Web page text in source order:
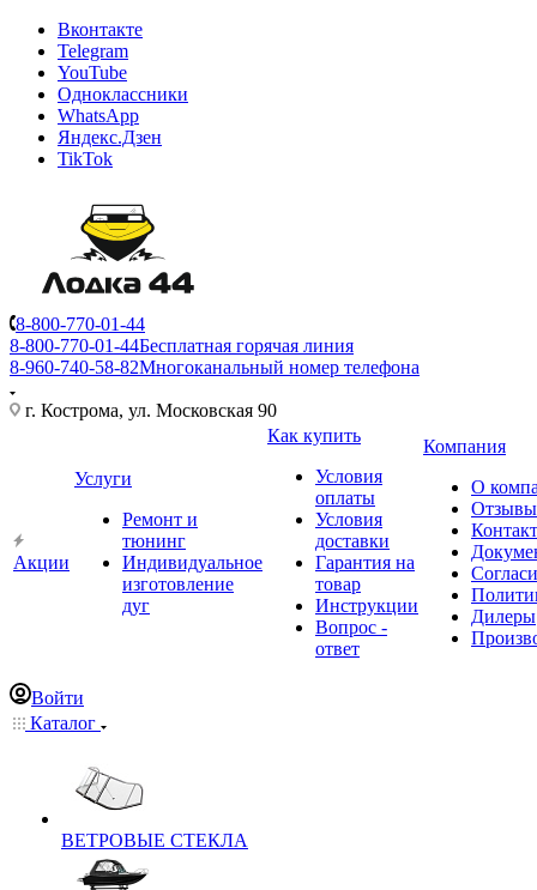
Вконтакте
Telegram
YouTube
Одноклассники
WhatsApp
Яндекс.Дзен
TikTok
8-800-770-01-44
8-800-770-01-44Бесплатная горячая линия
8-960-740-58-82Многоканальный номер телефона
г. Кострома, ул. Московская 90
Акции
Услуги
Ремонт и
тюнинг
Индивидуальное
изготовление
дуг
Как купить
Условия
оплаты
Условия
доставки
Гарантия на
товар
Инструкции
Вопрос -
ответ
Компания
О
Отзывы
Дилеры
Войти
Каталог
ВЕТРОВЫЕ СТЕКЛА